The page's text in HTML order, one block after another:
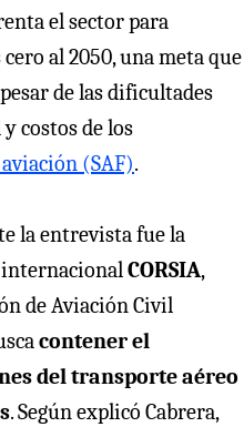
el sector para
al 2050, una meta que
de las dificultades
costos de los
(SAF).
la entrevista fue la
CORSIA,
de Aviación Civil
contener el
del transporte aéreo
. Según explicó Cabrera,